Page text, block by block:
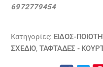
6972779454
Κατηγορίες: ΕΙΔΟΣ-
ΣΧΕΔΙΟ, ΤΑΦΤΆΔΕΣ -